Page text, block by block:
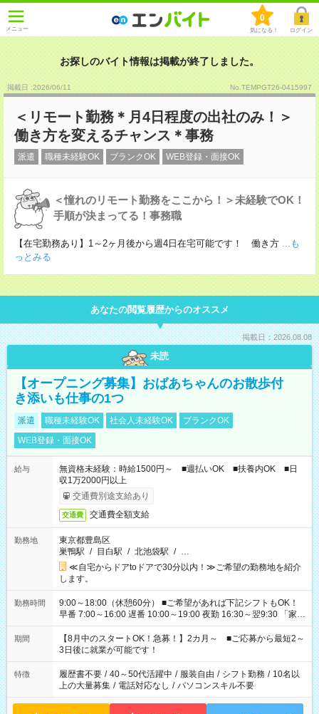
メニュー
0
気になる！ ログイン
お探しのバイト情報は掲載が終了しました。
掲載日 :2026/06/11 No.TEMPGT26-0415997
＜リモート勤務＊月4日程度の出社のみ！＞
働き方を変えるチャンス＊事務
派遣 職種未経験OK ブランクOK WEB登録・面接OK
＜憧れのリモート勤務をここから！＞未経験でOK！
手順が決まってる！事務職
【在宅勤務あり】1～2ヶ月後から週4日在宅可能です！ 働き方 ...も
っとみる
あなたの閲覧履歴からのオススメ
掲載日：2026.08.08
未読
【オープニング募集】おばあちゃんのお散歩付
き添いも仕事の1つ
派遣 職種未経験OK 社会人未経験OK
ブランクOK
WEB登録・面接OK
給与
無資格未経験：時給1500円～ ■週払いOK ■扶養内OK ■日
収1万2000円以上
交通費別途支給あり
交通費 交通費全額支給
勤務地
東京都豊島区
巣鴨駅 / 目白駅 / 北池袋駅 / …
≪自宅からドアtoドアで30分以内！≫ご希望の勤務地を紹介
します。
勤務時間
9:00～18:00（休憩60分） ■ご希望があれば下記シフトもOK！
早番 7:00～16:00 遅番 10:00～19:00 夜勤 16:30～翌9:30 「家族
と休みを合わせたい」 「余裕を持って夕飯の準備がしたい」
「できれば残業はしたくない」 など、ご希望を教えてください
ね。 ※Wワーク希望の方へ 今ご覧のお仕事で希望する勤務時間
と、もう1つのお仕事の勤務時間。 合計で週40時間を超える場
合は応募できません。
期間
【8月中のスタートOK！急募！】2カ月～ ■ご応募から最短2～
3日後に就業が可能です！
特徴 履歴書不要 / 40～50代活躍中 / 服装自由 / シフト勤務 / 10名以
上の大量募集 / 電話対応なし / パソコンスキル不要